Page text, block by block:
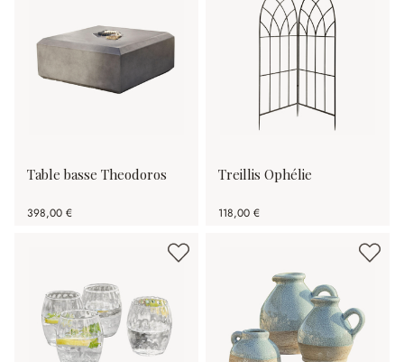
Table basse Theodoros
398,00 €
Treillis Ophélie
118,00 €